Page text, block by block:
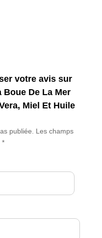
votre avis sur
Boue De La Mer
Miel Et Huile
publiée.
Les champs
*